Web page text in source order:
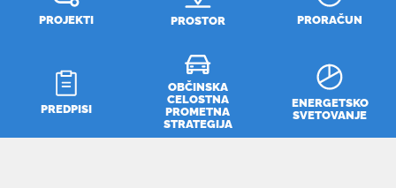
PROJEKTI PROSTOR PRORAČUN
PREDPISI
OBČINSKA
CELOSTNA
PROMETNA
STRATEGIJA
ENERGETSKO
SVETOVANJE